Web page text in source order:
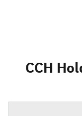
CCH